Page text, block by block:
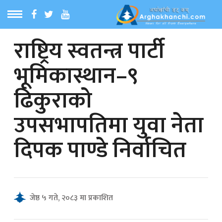
MENU
समाचार
समाचार
समाचार
राष्ट्रिय स्वतन्त्र पार्टी
भूमिकास्थान–९
ढिकुराको
उपसभापतिमा युवा नेता
दिपक पाण्डे निर्वाचित
जेष्ठ ५ गते, २०८३ मा प्रकाशित